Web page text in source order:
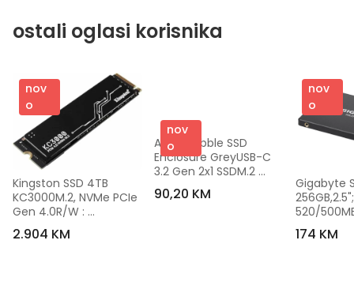
ostali oglasi korisnika
nov
o
Kingston SSD 4TB
KC3000M.2, NVMe PCIe
Gen 4.0R/W :
7000/7000MB/s
2.904 KM
nov
o
ASUS Cobble SSD
Enclosure GreyUSB-C
3.2 Gen 2x1 SSDM.2
(NVMe), SATA SSD
90,20 KM
nov
o
Gigabyte
520/
174 KM